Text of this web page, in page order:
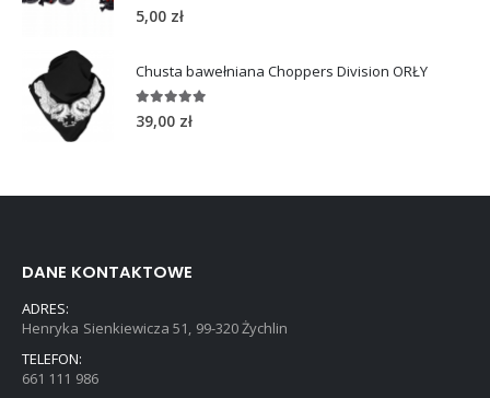
5.00 out of 5
5,00 zł
Chusta bawełniana Choppers Division ORŁY
5.00out of 5
39,00 zł
DANE KONTAKTOWE
ADRES:
Henryka Sienkiewicza 51, 99-320 Żychlin
TELEFON:
661 111 986